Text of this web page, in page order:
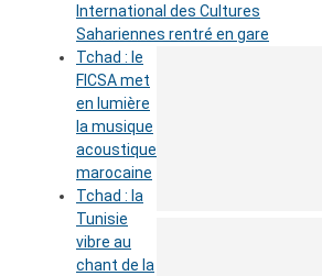
International des Cultures
Sahariennes rentré en gare
Tchad : le
FICSA met
en lumière
la musique
acoustique
marocaine
Tchad : la
Tunisie
vibre au
chant de la